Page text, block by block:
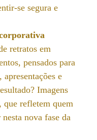
se segura e
retratos em
pensados para
e
Imagens
que refletem quem
nova fase da